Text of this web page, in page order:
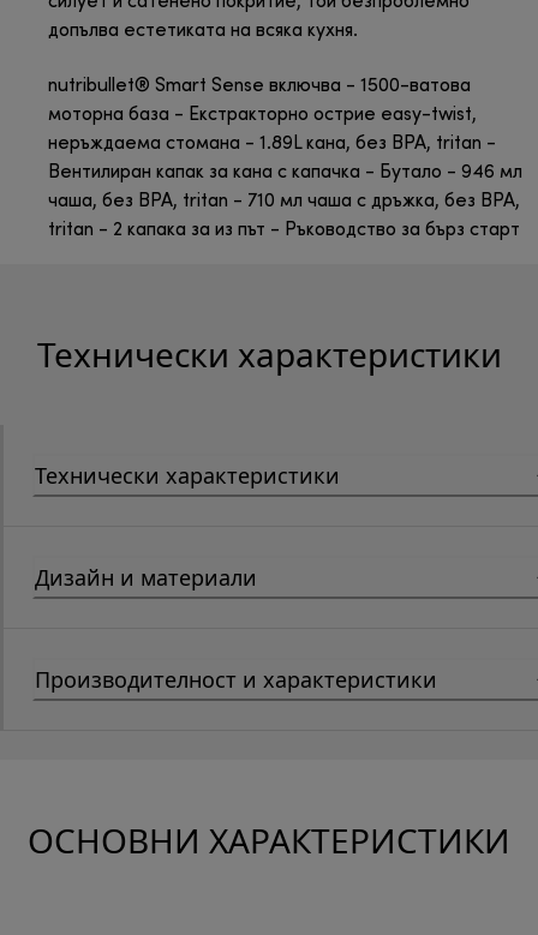
допълва естетиката на всяка кухня.
nutribullet® Smart Sense включва - 1500-ватова
моторна база - Екстракторно острие easy-twist,
неръждаема стомана - 1.89L кана, без BPA, tritan -
Вентилиран капак за кана с капачка - Бутало - 946 мл
чаша, без BPA, tritan - 710 мл чаша с дръжка, без BPA,
tritan - 2 капака за из път - Ръководство за бърз старт
Технически характеристики
Технически характеристики
Дизайн и материали
Производителност и характеристики
ОСНОВНИ ХАРАКТЕРИСТИКИ